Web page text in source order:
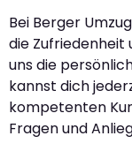
Bei Berger
die Zufriedenheit
uns die
kannst dich
kompetenten
Fragen und